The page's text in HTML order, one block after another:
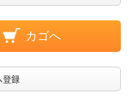
カゴへ
登録